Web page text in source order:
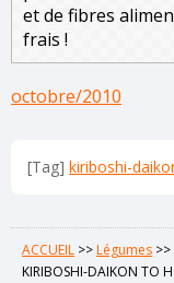
et de fibres
frais !
octobre/2010
[Tag] kiriboshi-
ACCUEIL >>Légumes >>
KIRIBOSHI-DAIKON TO